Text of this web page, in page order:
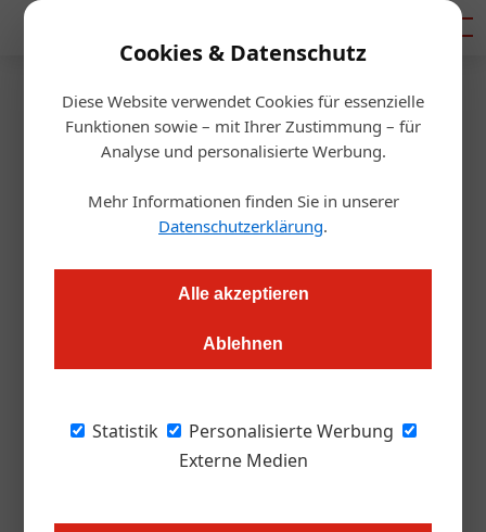
Cookies & Datenschutz
Diese Website verwendet Cookies für essenzielle
Funktionen sowie – mit Ihrer Zustimmung – für
Analyse und personalisierte Werbung.
Mehr Informationen finden Sie in unserer
Datenschutzerklärung.
Alle akzeptieren
Ablehnen
Statistik
Personalisierte Werbung
Externe Medien
Startseite/Gastro & Hotel
Umfrage aus D: Rauchverbot
nützt Gastronomie
Gastronomen müssen sich nicht vor dem 2018 kommenden
Rauchverbot fürchten. Zumindest nicht, wenn die Gäste
des Versicherungsunternehmens Arag, dass das Rauchverbot
in Lokalen breit akzeptiert wird und sogar den Wirten nützt